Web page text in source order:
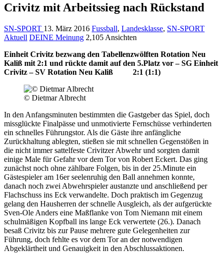
Crivitz mit Arbeitssieg nach Rückstand
SN-SPORT 13. März 2016 Fussball, Landesklasse, SN-SPORT
Aktuell DEINE Meinung 2,105 Ansichten
Einheit Crivitz bezwang den Tabellenzwölften Rotation Neu
Kaliß mit 2:1 und rückte damit auf den 5.Platz vor – SG Einheit
Crivitz – SV Rotation Neu Kaliß 2:1 (1:1)
© Dietmar Albrecht
In den Anfangsminuten bestimmten die Gastgeber das Spiel, doch
missglückte Finalpässe und unmotivierte Fernschüsse verhinderten
ein schnelles Führungstor. Als die Gäste ihre anfängliche
Zurückhaltung ablegten, stießen sie mit schnellen Gegenstößen in
die nicht immer sattelfeste Crivitzer Abwehr und sorgten damit
einige Male für Gefahr vor dem Tor von Robert Eckert. Das ging
zunächst noch ohne zählbare Folgen, bis in der 25.Minute ein
Gästespieler am 16er seelenruhig den Ball annehmen konnte,
danach noch zwei Abwehrspieler austanzte und anschließend per
Flachschuss ins Eck verwandelte. Doch praktisch im Gegenzug
gelang den Hausherren der schnelle Ausgleich, als der aufgerückte
Sven-Ole Anders eine Maßflanke von Tom Niemann mit einem
schulmäßigen Kopfball ins lange Eck verwertete (26.). Danach
besaß Crivitz bis zur Pause mehrere gute Gelegenheiten zur
Führung, doch fehlte es vor dem Tor an der notwendigen
Abgeklärtheit und Genauigkeit in den Abschlussaktionen.